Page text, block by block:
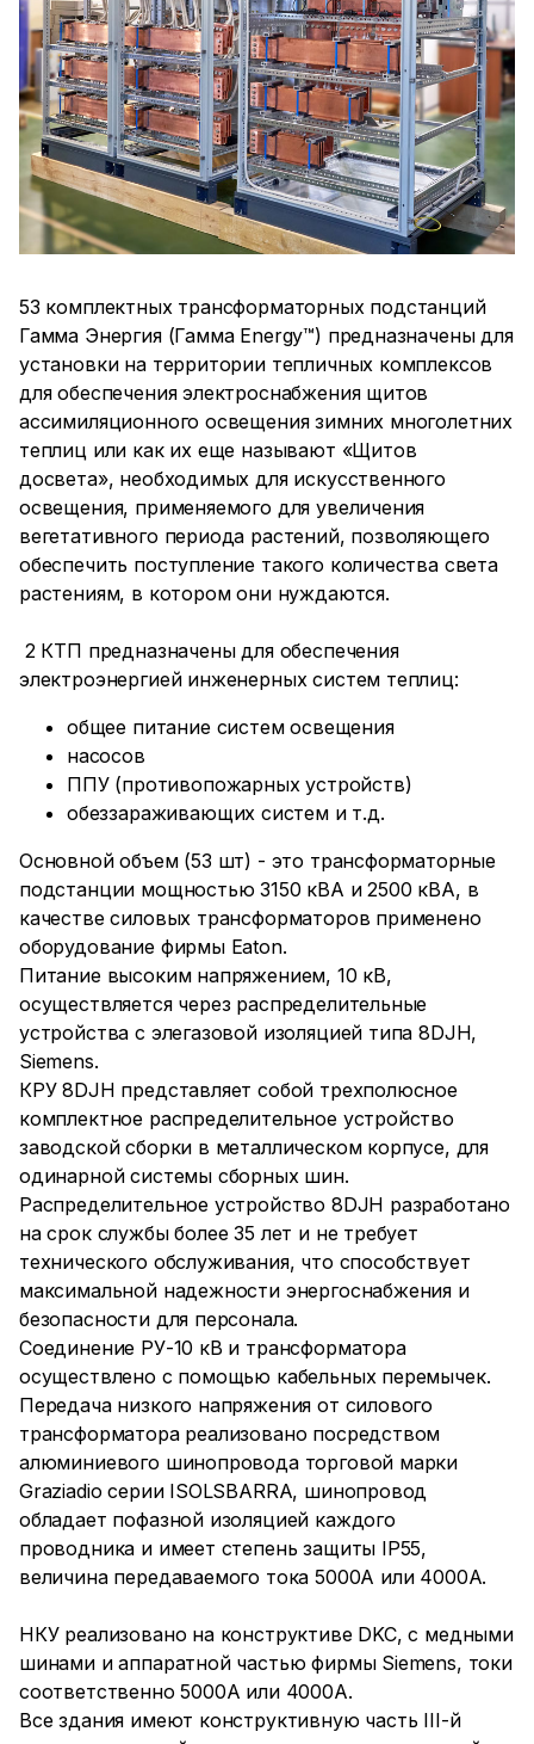
53 комплектных трансформаторных подстанций
Гамма Энергия (Гамма Energy™) предназначены для
установки на территории тепличных комплексов
для обеспечения электроснабжения щитов
ассимиляционного освещения зимних многолетних
теплиц или как их еще называют «Щитов
досвета», необходимых для искусственного
освещения, применяемого для увеличения
вегетативного периода растений, позволяющего
обеспечить поступление такого количества света
растениям, в котором они нуждаются.
2 КТП предназначены для обеспечения
электроэнергией инженерных систем теплиц:
общее питание систем освещения
насосов
ППУ (противопожарных устройств)
обеззараживающих систем и т.д.
Основной объем (53 шт) - это трансформаторные
подстанции мощностью 3150 кВА и 2500 кВА, в
качестве силовых трансформаторов применено
оборудование фирмы Eaton.
Питание высоким напряжением, 10 кВ,
осуществляется через распределительные
устройства с элегазовой изоляцией типа 8DJH,
Siemens.
КРУ 8DJH представляет собой трехполюсное
комплектное распределительное устройство
заводской сборки в металлическом корпусе, для
одинарной системы сборных шин.
Распределительное устройство 8DJH разработано
на срок службы более 35 лет и не требует
технического обслуживания, что способствует
максимальной надежности энергоснабжения и
безопасности для персонала.
Соединение РУ-10 кВ и трансформатора
осуществлено с помощью кабельных перемычек.
Передача низкого напряжения от силового
трансформатора реализовано посредством
алюминиевого шинопровода торговой марки
Graziadio серии ISOLSBARRA, шинопровод
обладает пофазной изоляцией каждого
проводника и имеет степень защиты IP55,
величина передаваемого тока 5000А или 4000А.
НКУ реализовано на конструктиве DKC, с медными
шинами и аппаратной частью фирмы Siemens, токи
соответственно 5000А или 4000А.
Все здания имеют конструктивную часть III-й